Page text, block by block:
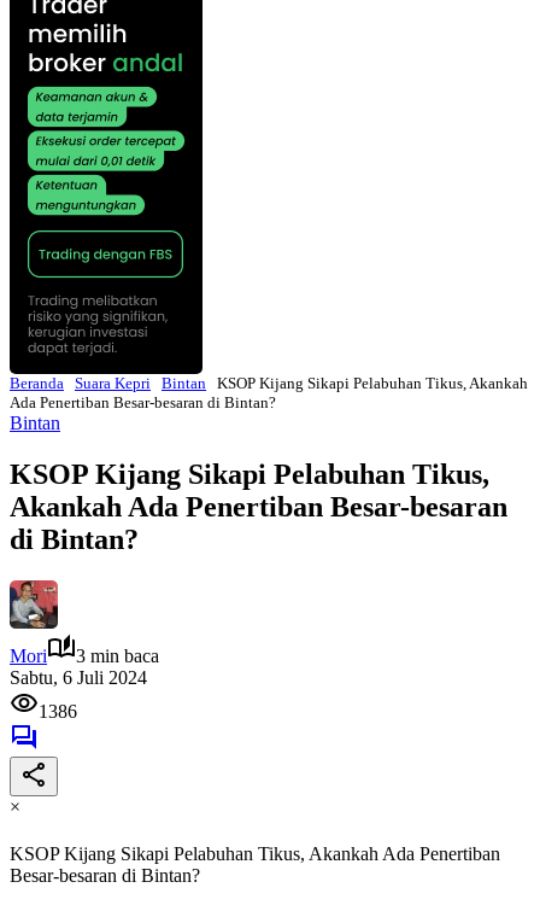
Beranda Suara Kepri Bintan KSOP Kijang Sikapi Pelabuhan Tikus, Akankah
Ada Penertiban Besar-besaran di Bintan?
Bintan
KSOP Kijang Sikapi Pelabuhan Tikus,
Akankah Ada Penertiban Besar-besaran
di Bintan?
Mori
3 min baca
Sabtu, 6 Juli 2024
1386
×
KSOP Kijang Sikapi Pelabuhan Tikus, Akankah Ada Penertiban
Besar-besaran di Bintan?